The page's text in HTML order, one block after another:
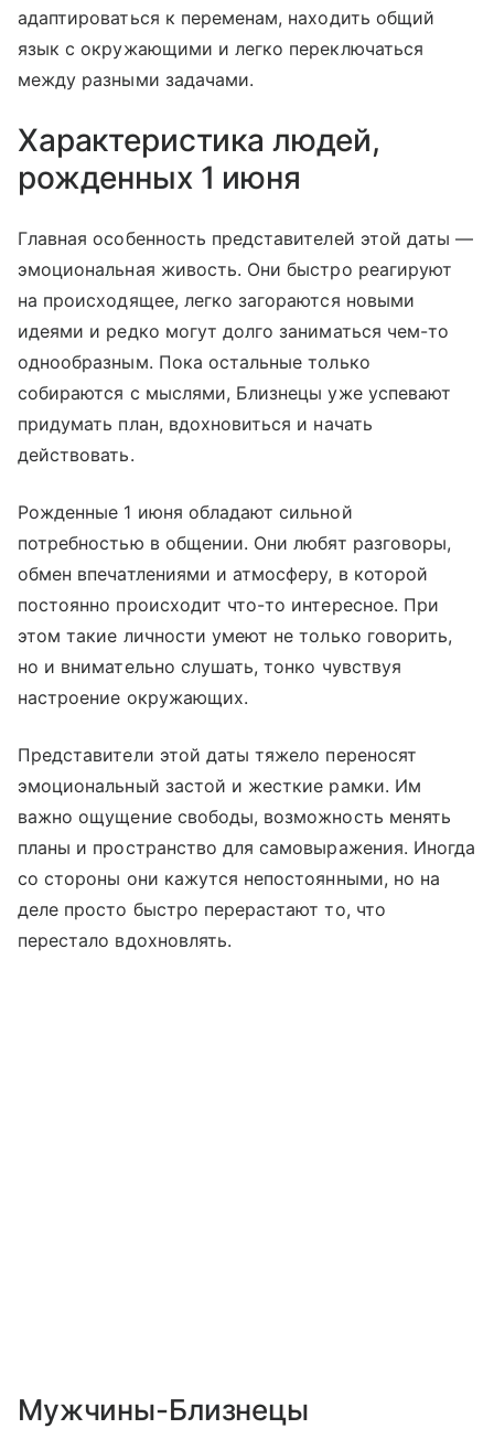
адаптироваться к переменам, находить общий
язык с окружающими и легко переключаться
между разными задачами.
Характеристика людей,
рожденных 1 июня
Главная особенность представителей этой даты —
эмоциональная живость. Они быстро реагируют
на происходящее, легко загораются новыми
идеями и редко могут долго заниматься чем-то
однообразным. Пока остальные только
собираются с мыслями, Близнецы уже успевают
придумать план, вдохновиться и начать
действовать.
Рожденные 1 июня обладают сильной
потребностью в общении. Они любят разговоры,
обмен впечатлениями и атмосферу, в которой
постоянно происходит что-то интересное. При
этом такие личности умеют не только говорить,
но и внимательно слушать, тонко чувствуя
настроение окружающих.
Представители этой даты тяжело переносят
эмоциональный застой и жесткие рамки. Им
важно ощущение свободы, возможность менять
планы и пространство для самовыражения. Иногда
со стороны они кажутся непостоянными, но на
деле просто быстро перерастают то, что
перестало вдохновлять.
Мужчины-Близнецы